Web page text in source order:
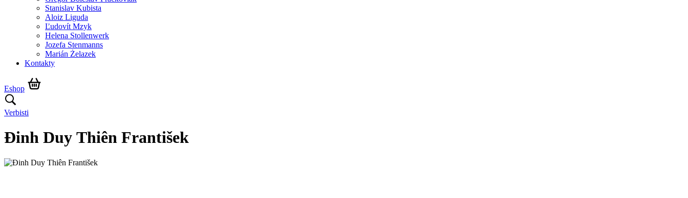
Stanislav Kubista
Aloiz Liguda
Ľudovít Mzyk
Helena Stollenwerk
Jozefa Stenmanns
Marián Żelazek
Kontakty
Eshop
Verbisti
Đinh Duy Thiên František